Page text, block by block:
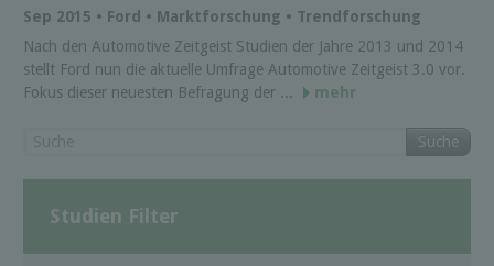
Sep 2015 • Ford • Marktforschung • Trendforschung
Nach den Automotive Zeitgeist Studien der Jahre 2013 und 2014
stellt Ford nun die aktuelle Umfrage Automotive Zeitgeist 3.0 vor.
Fokus dieser neuesten Befragung der ...
mehr
Suche
Studien Filter